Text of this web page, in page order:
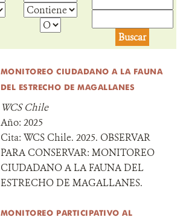
MONITOREO CIUDADANO A LA FAUNA
DEL ESTRECHO DE MAGALLANES
WCS Chile
Año: 2025
Cita: WCS Chile. 2025. OBSERVAR
PARA CONSERVAR: MONITOREO
CIUDADANO A LA FAUNA DEL
ESTRECHO DE MAGALLANES.
MONITOREO PARTICIPATIVO AL